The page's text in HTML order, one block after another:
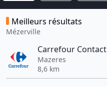
Meilleurs résultats
Mézerville
Carrefour Contact
Mazeres
8,6 km